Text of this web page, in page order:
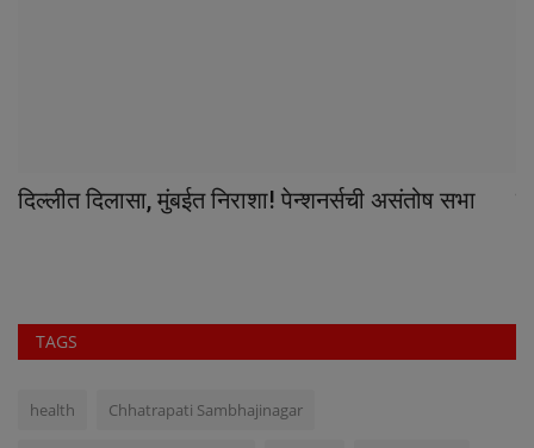
दिल्लीत दिलासा, मुंबईत निराशा! पेन्शनर्सची असंतोष सभा
TAGS
health Chhatrapati Sambhajinagar